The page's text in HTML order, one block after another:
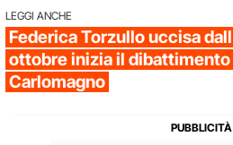
LEGGI ANCHE
Federica Torzullo uccisa
ottobre inizia il dibattimento
Carlomagno